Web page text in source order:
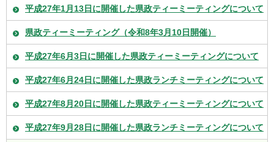
平成27年1月13日に開催した県政ティーミーティングについて
県政ティーミーティング（令和8年3月10日開催）
平成27年6月3日に開催した県政ティーミーティングについて
平成27年6月24日に開催した県政ランチミーティングについて
平成27年8月20日に開催した県政ティーミーティングについて
平成27年9月28日に開催した県政ランチミーティングについて